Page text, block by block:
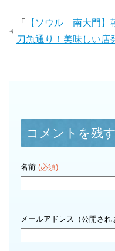
「
【ソウル 南大門】
刀魚通り！美味しい店
コメントを残す
名前 (必須)
メールアドレス（公開され